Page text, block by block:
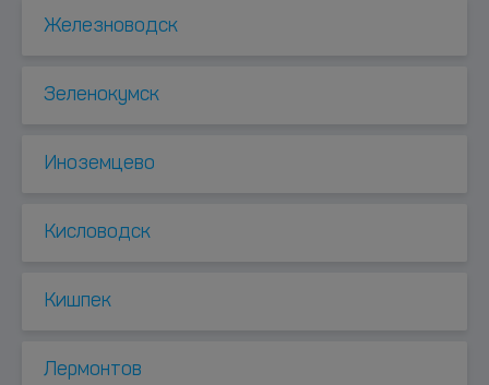
Железноводск
Зеленокумск
Иноземцево
Кисловодск
Кишпек
Лермонтов